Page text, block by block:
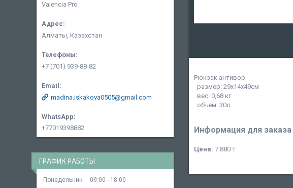
Рюкзак антивор
размер: 29x14x49см
вес: 0,68 кг
объем: 30л
Информация для заказа
Цена: 7 880 ₸
Valencia Pro
Алматы, Казахстан
+7 (701) 939-88-82
madina.iskakova0505@gmail.com
+77019398882
ГРАФИК РАБОТЫ
Понедельник 09:00
18:00